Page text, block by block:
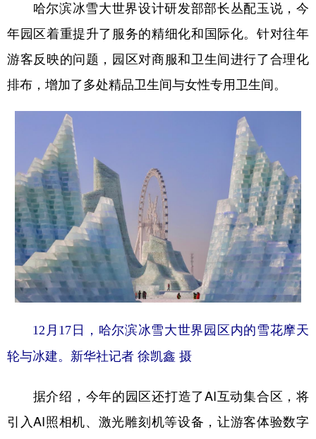
哈尔滨冰雪大世界设计研发部部长丛配玉说，今
年园区着重提升了服务的精细化和国际化。针对往年
游客反映的问题，园区对商服和卫生间进行了合理化
排布，增加了多处精品卫生间与女性专用卫生间。
12月17日，哈尔滨冰雪大世界园区内的雪花摩天
轮与冰建。新华社记者 徐凯鑫 摄
据介绍，今年的园区还打造了AI互动集合区，将
引入AI照相机、激光雕刻机等设备，让游客体验数字